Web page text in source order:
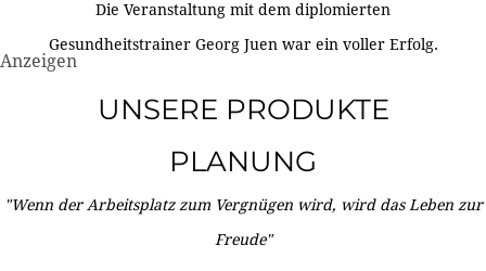
Die Veranstaltung mit dem diplomierten
Gesundheitstrainer Georg Juen war ein voller Erfolg.
Anzeigen
UNSERE PRODUKTE
PLANUNG
"Wenn der Arbeitsplatz zum Vergnügen wird, wird das Leben zur
Freude"